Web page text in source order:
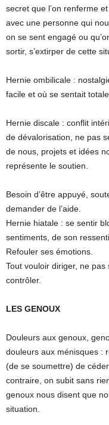
secret que l’on renferme
avec une personne qui
on se sent engagé ou
sortir, s’extirper de cette
Hernie ombilicale :
facile et où se sentait
Hernie discale : conflit
de dévalorisation, ne pas
de nous, projets et idées
représente le soutien.
Besoin d’être appuyé,
demander de l’aide.
Hernie hiatale : se sentir
sentiments, de son ressenti.
Refouler ses émotions.
Tout vouloir diriger, ne
contrôler.
LES GENOUX
Douleurs aux genoux,
douleurs aux ménisques :
(de se soumettre) de
contraire, on subit sans
genoux nous disent que
situation.